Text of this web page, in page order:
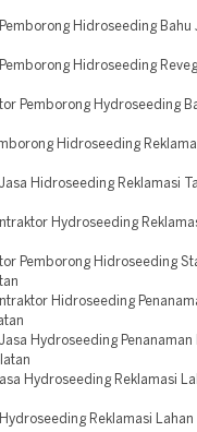
Hidroseeding Bahu
Hidroseeding
Pemborong Hydroseeding
Hidroseeding
Hidroseeding Reklamasi
Hydroseeding
Pemborong Hidroseeding
Hidroseeding
Hydroseeding Penanaman
Hydroseeding Reklamasi
Reklamasi Lahan